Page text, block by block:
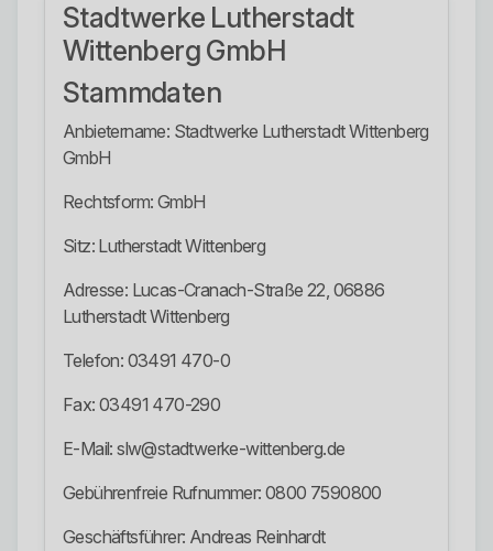
Stadtwerke Lutherstadt
Wittenberg GmbH
Stammdaten
Anbietername: Stadtwerke Lutherstadt Wittenberg
GmbH
Rechtsform: GmbH
Sitz: Lutherstadt Wittenberg
Adresse: Lucas-Cranach-Straße 22, 06886
Lutherstadt Wittenberg
Telefon: 03491 470-0
Fax: 03491 470-290
E-Mail: slw@stadtwerke-wittenberg.de
Gebührenfreie Rufnummer: 0800 7590800
Geschäftsführer: Andreas Reinhardt